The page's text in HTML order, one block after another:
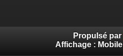
Propulsé par
Affichage : Mobile